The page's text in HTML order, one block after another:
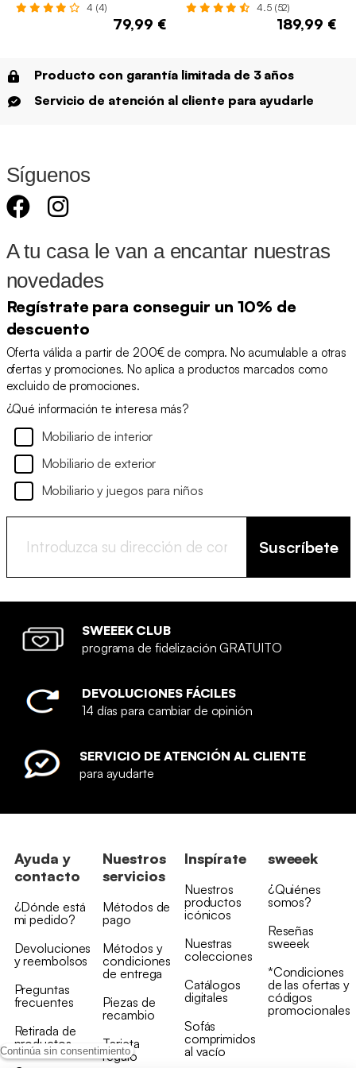
Continúa sin consentimiento
4 (4)
79,99 €
4.5 (52)
189,99 €
Producto con garantía limitada de 3 años
Servicio de atención al cliente para ayudarle
Síguenos
A tu casa le van a encantar nuestras
novedades
Regístrate para conseguir un 10% de
descuento
Oferta válida a partir de 200€ de compra. No acumulable a otras
ofertas y promociones. No aplica a productos marcados como
excluido de promociones.
¿Qué información te interesa más?
Mobiliario de interior
Mobiliario de exterior
Mobiliario y juegos para niños
Suscríbete
SWEEEK CLUB
programa de fidelización GRATUITO
DEVOLUCIONES FÁCILES
14 días para cambiar de opinión
SERVICIO DE ATENCIÓN AL CLIENTE
para ayudarte
Ayuda y
contacto
¿Dónde está
mi pedido?
Devoluciones
y reembolsos
Preguntas
frecuentes
Retirada de
productos
Nuestros
servicios
Métodos de
pago
Métodos y
condiciones
de entrega
Piezas de
recambio
Tarjeta
regalo
Inspírate
Nuestros
productos
icónicos
Nuestras
colecciones
Catálogos
digitales
Sofás
comprimidos
al vacío
sweeek
¿Quiénes
somos?
Reseñas
sweeek
*Condiciones
de las ofertas y
códigos
promocionales